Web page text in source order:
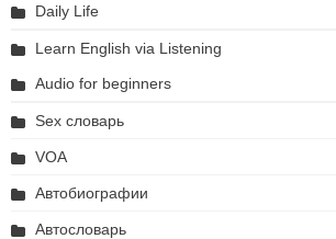
Daily Life
Learn English via Listening
Audio for beginners
Sex словарь
VOA
Автобиографии
Автословарь